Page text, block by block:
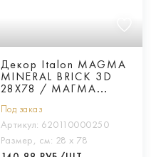
Декор Italon MAGMA
MINERAL BRICK 3D
28X78 / МАГМА
28X79
Под заказ
Артикул: 620110000250
Размер, см: 28 х 78